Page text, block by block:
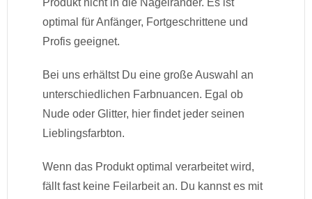
Produkt nicht in die Nagelränder. Es ist
optimal für Anfänger, Fortgeschrittene und
Profis geeignet.
Bei uns erhältst Du eine große Auswahl an
unterschiedlichen Farbnuancen. Egal ob
Nude oder Glitter, hier findet jeder seinen
Lieblingsfarbton.
Wenn das Produkt optimal verarbeitet wird,
fällt fast keine Feilarbeit an. Du kannst es mit